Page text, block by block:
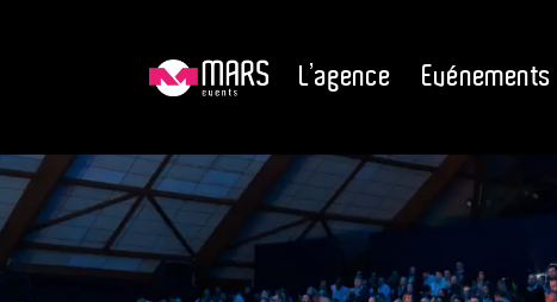
L’agence Evénements